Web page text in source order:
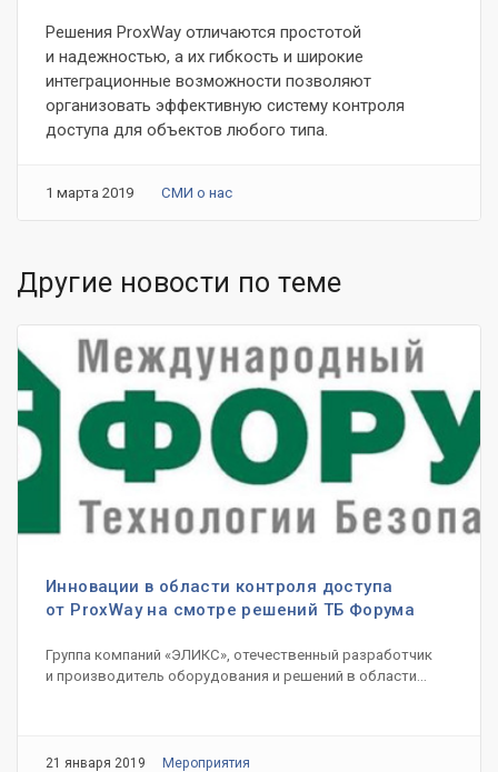
Решения ProxWay отличаются простотой
и надежностью, а их гибкость и широкие
интеграционные возможности позволяют
организовать эффективную систему контроля
доступа для объектов любого типа.
1 марта 2019 СМИ о нас
Другие новости по теме
Инновации в области контроля доступа
от ProxWay на смотре решений ТБ Форума
Группа компаний «ЭЛИКС», отечественный разработчик
и производитель оборудования и решений в области...
21 января 2019 Мероприятия